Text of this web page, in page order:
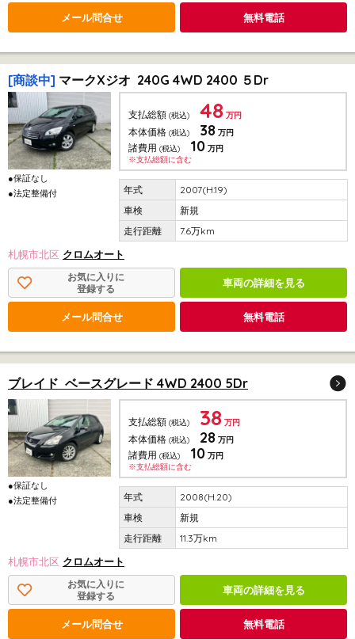
メール問合せ 無料電話
[商談中] マークXジオ 240G 4WD 2400 ５Dr
●保証なし
●法定整備付
支払総額 (税込) 48 万円
本体価格 (税込) 38 万円
諸費用 (税込) 10 万円
※支払総額に含む
2007(H.19)
新規
7.6万km
札幌市北区 クロムオート
お気に入りに
登録する
車両の詳細を見る
メール問合せ 無料電話
ブレイド ベースグレード 4WD 2400 5Dr
●保証なし
●法定整備付
支払総額 (税込) 38 万円
本体価格 (税込) 28 万円
諸費用 (税込) 10 万円
※支払総額に含む
2008(H.20)
新規
11.3万km
札幌市北区 クロムオート
お気に入りに
登録する
車両の詳細を見る
メール問合せ 無料電話